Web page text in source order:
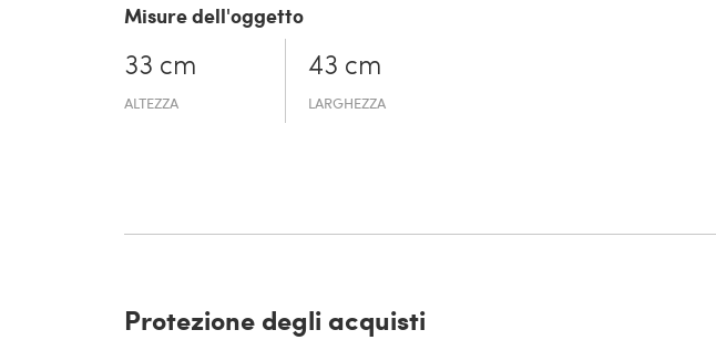
Misure dell'oggetto
33 cm
ALTEZZA
43 cm
LARGHEZZA
Protezione degli acquisti